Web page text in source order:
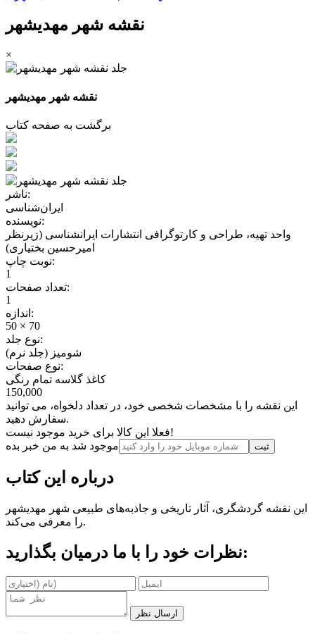
نقشه شهر مهدیشهر
×
نقشه شهر مهدیشهر
برگشت به صفحه کتاب
ناشر:
ایران‌شناسی
نویسنده:
واحد تهیه، طراحی و کارتوگرافی انتشارات ایرانشناسی (زیرنظر
امیرحسین بختیاری)
نوبت چاپ:
1
تعداد صفحات:
1
اندازه:
50 × 70
نوع جلد:
شومیز (جلد نرم)
نوع صفحات:
کاغذ گلاسه تمام رنگی
150,000
این نقشه را با مشخصات شخصی خود، در تعداد دلخواه، می توانید
سفارش دهید.
فعلا این کالا برای خرید موجود نیست!
موجود شد به من خبر بده
ثبت‌
درباره این کتاب
این نقشه گردشگری، آثار تاریخی و جاذبه‌های طبیعی شهر مهدیشهر
را معرفی می‌کند.
نظرات خود را با ما درمیان بگذارید:
ارسال نظر